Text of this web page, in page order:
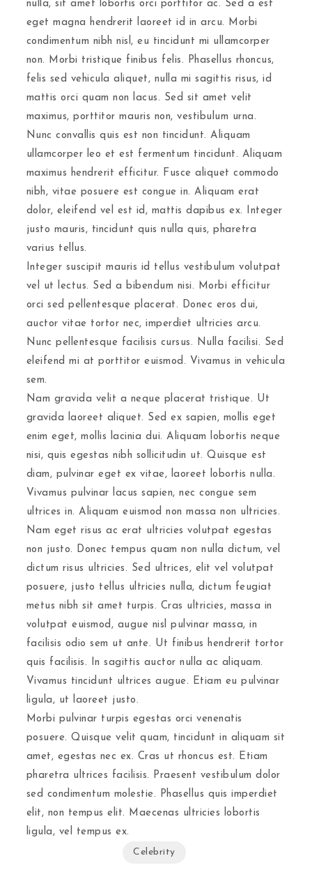
nulla, sit amet lobortis orci porttitor ac. Sed a est
eget magna hendrerit laoreet id in arcu. Morbi
condimentum nibh nisl, eu tincidunt mi ullamcorper
non. Morbi tristique finibus felis. Phasellus rhoncus,
felis sed vehicula aliquet, nulla mi sagittis risus, id
mattis orci quam non lacus. Sed sit amet velit
maximus, porttitor mauris non, vestibulum urna.
Nunc convallis quis est non tincidunt. Aliquam
ullamcorper leo et est fermentum tincidunt. Aliquam
maximus hendrerit efficitur. Fusce aliquet commodo
nibh, vitae posuere est congue in. Aliquam erat
dolor, eleifend vel est id, mattis dapibus ex. Integer
justo mauris, tincidunt quis nulla quis, pharetra
varius tellus.
Integer suscipit mauris id tellus vestibulum volutpat
vel ut lectus. Sed a bibendum nisi. Morbi efficitur
orci sed pellentesque placerat. Donec eros dui,
auctor vitae tortor nec, imperdiet ultricies arcu.
Nunc pellentesque facilisis cursus. Nulla facilisi. Sed
eleifend mi at porttitor euismod. Vivamus in vehicula
sem.
Nam gravida velit a neque placerat tristique. Ut
gravida laoreet aliquet. Sed ex sapien, mollis eget
enim eget, mollis lacinia dui. Aliquam lobortis neque
nisi, quis egestas nibh sollicitudin ut. Quisque est
diam, pulvinar eget ex vitae, laoreet lobortis nulla.
Vivamus pulvinar lacus sapien, nec congue sem
ultrices in. Aliquam euismod non massa non ultricies.
Nam eget risus ac erat ultricies volutpat egestas
non justo. Donec tempus quam non nulla dictum, vel
dictum risus ultricies. Sed ultrices, elit vel volutpat
posuere, justo tellus ultricies nulla, dictum feugiat
metus nibh sit amet turpis. Cras ultricies, massa in
volutpat euismod, augue nisl pulvinar massa, in
facilisis odio sem ut ante. Ut finibus hendrerit tortor
quis facilisis. In sagittis auctor nulla ac aliquam.
Vivamus tincidunt ultrices augue. Etiam eu pulvinar
ligula, ut laoreet justo.
Morbi pulvinar turpis egestas orci venenatis
posuere. Quisque velit quam, tincidunt in aliquam sit
amet, egestas nec ex. Cras ut rhoncus est. Etiam
pharetra ultrices facilisis. Praesent vestibulum dolor
sed condimentum molestie. Phasellus quis imperdiet
elit, non tempus elit. Maecenas ultricies lobortis
ligula, vel tempus ex.
Celebrity